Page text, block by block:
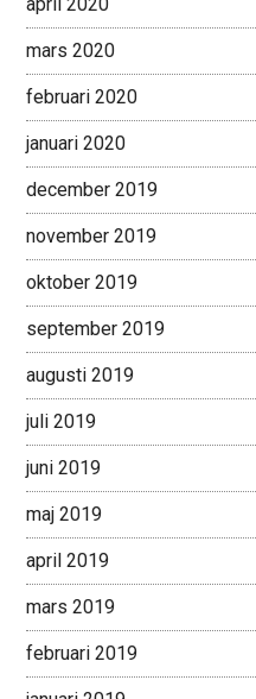
mars 2020
februari 2020
januari 2020
december 2019
november 2019
oktober 2019
september 2019
augusti 2019
juli 2019
juni 2019
maj 2019
april 2019
mars 2019
februari 2019